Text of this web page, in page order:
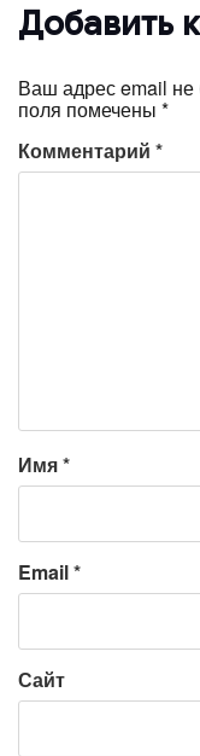
Добавить
Ваш адрес email не
поля помечены *
Комментарий *
Имя*
Email*
Сайт